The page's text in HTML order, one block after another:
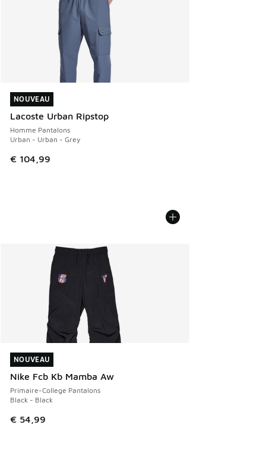
NOUVEAU
Lacoste Urban Ripstop
Homme Pantalons
Urban - Urban - Grey
€ 104,99
NOUVEAU
NOUVEAU
Nike Fcb Kb Mamba Aw
Primaire-College Pantalons
Black - Black
€ 54,99
NOUVEAU